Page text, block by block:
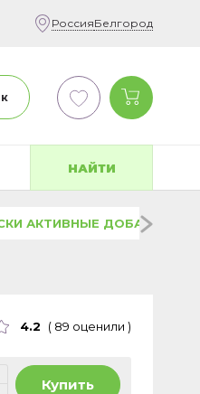
РоссияБелгород
НАЙТИ
АКТИВНЫЕ ДОБАВКИ
4.2 ( 89 оценили )
Купить